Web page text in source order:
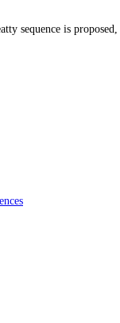
sequence is